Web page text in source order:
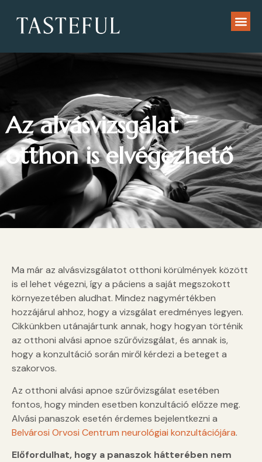
Az alvásvizsgálat
otthon is elvégezhető
Ma már az alvásvizsgálatot otthoni körülmények között
is el lehet végezni, így a páciens a saját megszokott
környezetében aludhat. Mindez nagymértékben
hozzájárul ahhoz, hogy a vizsgálat eredményes legyen.
Cikkünkben utánajártunk annak, hogy hogyan történik
az otthoni alvási apnoe szűrővizsgálat, és annak is,
hogy a konzultáció során miről kérdezi a beteget a
szakorvos.
Az otthoni alvási apnoe szűrővizsgálat esetében
fontos, hogy minden esetben konzultáció előzze meg.
Alvási panaszok esetén érdemes bejelentkezni a
Belvárosi Orvosi Centrum neurológiai konzultációjára.
Előfordulhat, hogy a panaszok hátterében nem